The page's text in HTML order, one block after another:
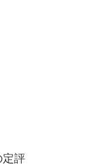
定評